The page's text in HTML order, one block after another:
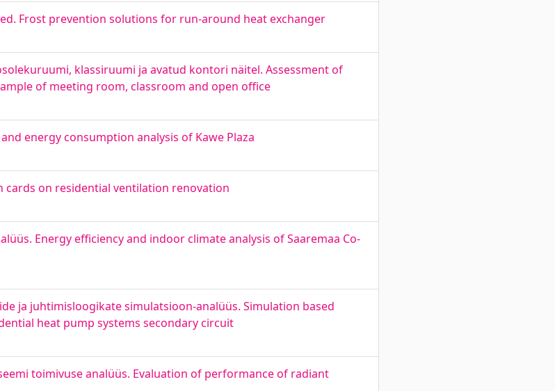
Frost prevention solutions for run-around heat exchanger
klassiruumi ja avatud kontori näitel. Assessment of
of meeting room, classroom and open office
energy consumption analysis of Kawe Plaza
on residential ventilation renovation
Energy efficiency and indoor climate analysis of Saaremaa Co-
ja juhtimisloogikate simulatsioon-analüüs. Simulation based
heat pump systems secondary circuit
toimivuse analüüs. Evaluation of performance of radiant